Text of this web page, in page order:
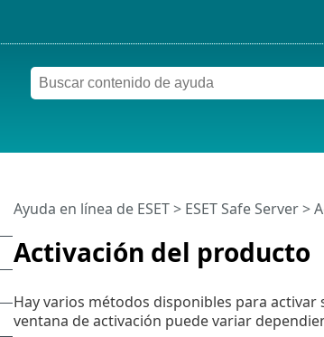
Activación del producto
Ayuda en línea de ESET> ESET Safe Server>
Hay varios métodos disponibles para
ventana de activación puede variar